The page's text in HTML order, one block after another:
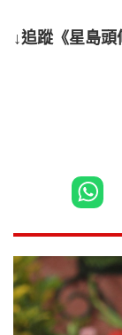
↓追蹤《星島